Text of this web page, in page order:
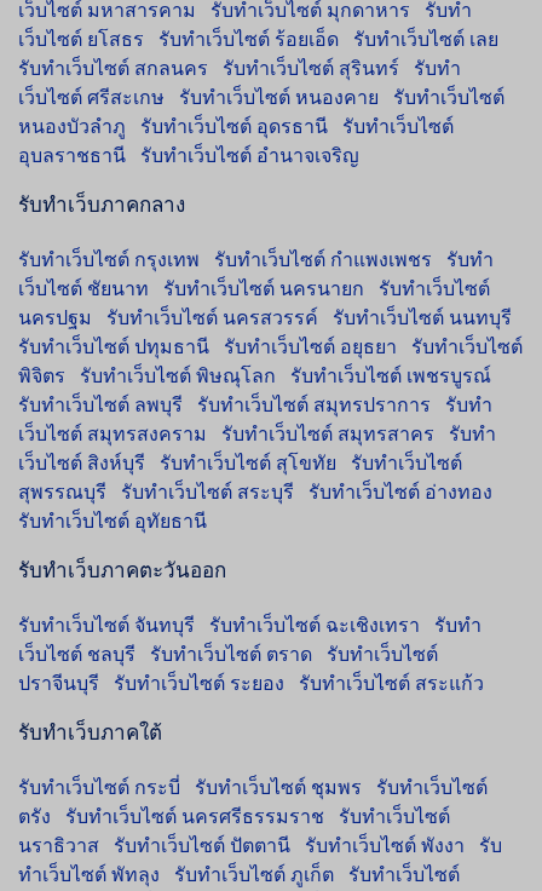
เว็บไซต์ มหาสารคาม
รับทำเว็บไซต์ มุกดาหาร
รับทำ
เว็บไซต์ ยโสธร
รับทำเว็บไซต์ ร้อยเอ็ด
รับทำเว็บไซต์ เลย
รับทำเว็บไซต์ สกลนคร
รับทำเว็บไซต์ สุรินทร์
รับทำ
เว็บไซต์ ศรีสะเกษ
รับทำเว็บไซต์ หนองคาย
รับทำเว็บไซต์
หนองบัวลำภู
รับทำเว็บไซต์ อุดรธานี
รับทำเว็บไซต์
อุบลราชธานี
รับทำเว็บไซต์ อำนาจเจริญ
รับทำเว็บภาคกลาง
รับทำเว็บไซต์ กรุงเทพ รับทำเว็บไซต์ กำแพงเพชร
รับทำ
เว็บไซต์ ชัยนาท
รับทำเว็บไซต์ นครนายก
รับทำเว็บไซต์
นครปฐม
รับทำเว็บไซต์ นครสวรรค์
รับทำเว็บไซต์ นนทบุรี
รับทำเว็บไซต์ ปทุมธานี
รับทำเว็บไซต์ อยุธยา
รับทำเว็บไซต์
พิจิตร
รับทำเว็บไซต์ พิษณุโลก
รับทำเว็บไซต์ เพชรบูรณ์
รับทำเว็บไซต์ ลพบุรี
รับทำเว็บไซต์ สมุทรปราการ
รับทำ
เว็บไซต์ สมุทรสงคราม
รับทำเว็บไซต์ สมุทรสาคร
รับทำ
เว็บไซต์ สิงห์บุรี
รับทำเว็บไซต์ สุโขทัย
รับทำเว็บไซต์
สุพรรณบุรี
รับทำเว็บไซต์ สระบุรี
รับทำเว็บไซต์ อ่างทอง
รับทำเว็บไซต์ อุทัยธานี
รับทำเว็บภาคตะวันออก
รับทำเว็บไซต์ จันทบุรี รับทำเว็บไซต์ ฉะเชิงเทรา
รับทำ
เว็บไซต์ ชลบุรี
รับทำเว็บไซต์ ตราด
รับทำเว็บไซต์
ปราจีนบุรี
รับทำเว็บไซต์ ระยอง รับทำเว็บไซต์ สระแก้ว
รับทำเว็บภาคใต้
รับทำเว็บไซต์ กระบี่ รับทำเว็บไซต์ ชุมพร
รับทำเว็บไซต์
ตรัง
รับทำเว็บไซต์ นครศรีธรรมราช
รับทำเว็บไซต์
นราธิวาส
รับทำเว็บไซต์ ปัตตานี รับทำเว็บไซต์ พังงา
รับ
ทำเว็บไซต์ พัทลุง
รับทำเว็บไซต์ ภูเก็ต
รับทำเว็บไซต์